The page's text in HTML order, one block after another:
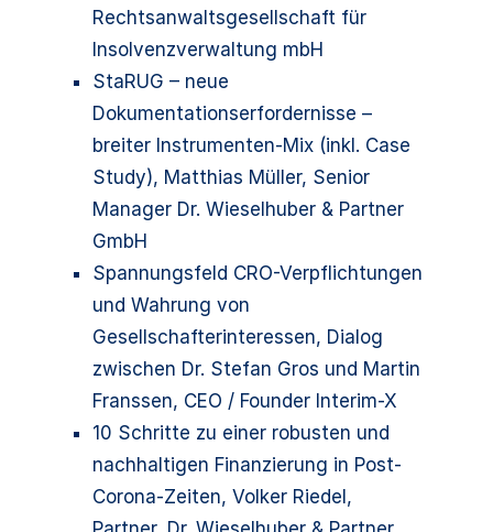
Rechtsanwaltsgesellschaft für
Insolvenzverwaltung mbH
StaRUG – neue
Dokumentationserfordernisse –
breiter Instrumenten-Mix (inkl. Case
Study), Matthias Müller, Senior
Manager Dr. Wieselhuber & Partner
GmbH
Spannungsfeld CRO-Verpflichtungen
und Wahrung von
Gesellschafterinteressen, Dialog
zwischen Dr. Stefan Gros und Martin
Franssen, CEO / Founder Interim-X
10 Schritte zu einer robusten und
nachhaltigen Finanzierung in Post-
Corona-Zeiten, Volker Riedel,